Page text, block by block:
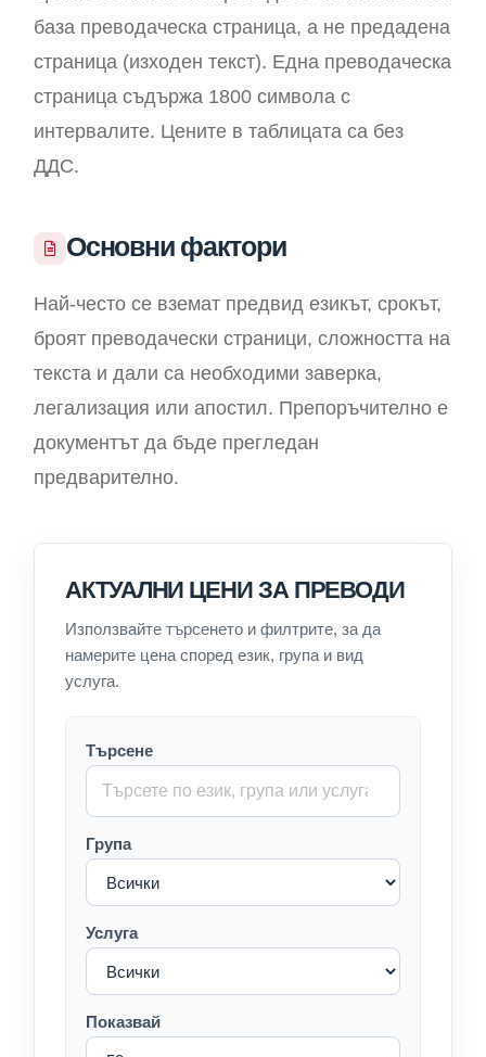
база преводаческа страница, а не предадена
страница (изходен текст). Една преводаческа
страница съдържа 1800 символа с
интервалите. Цените в таблицата са без
ДДС.
Основни фактори
Най-често се вземат предвид езикът, срокът,
броят преводачески страници, сложността на
текста и дали са необходими заверка,
легализация или апостил. Препоръчително е
документът да бъде прегледан
предварително.
АКТУАЛНИ ЦЕНИ ЗА ПРЕВОДИ
Използвайте търсенето и филтрите, за да
намерите цена според език, група и вид
услуга.
Търсене
Група
Услуга
Показвай